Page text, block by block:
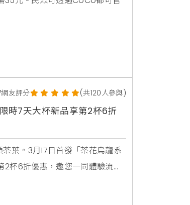
網友評分 (共120人參與)
時7天大杯新品享第2杯6折
葉。3月17日首發「茶花烏龍系
杯6折優惠，邀您一同體驗流動